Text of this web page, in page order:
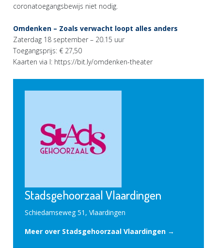
coronatoegangsbewijs niet nodig.
Omdenken – Zoals verwacht loopt alles anders
Zaterdag 18 september – 20.15 uur
Toegangsprijs: € 27,50
Kaarten via I: https://bit.ly/omdenken-theater
Stadsgehoorzaal Vlaardingen
Schiedamseweg 51, Vlaardingen
Meer over Stadsgehoorzaal Vlaardingen →